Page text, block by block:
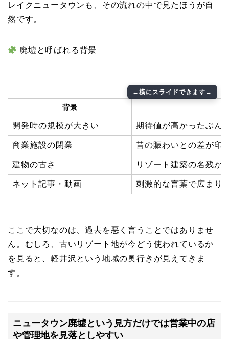
レイクニュータウンも、その流れの中で見たほうが自
然です。
廃墟と呼ばれる背景
背景
開発時の規模が大きい 期待値が高かったぶん
商業施設の閉業 昔の賑わいとの差が印
建物の古さ リゾート建築の名残が
ネット記事・動画 刺激的な言葉で広まり
ここで大切なのは、過去を悪く言うことではありませ
ん。むしろ、古いリゾート地が今どう使われているか
を見ると、軽井沢という地域の奥行きが見えてきま
す。
ニュータウン廃墟という見方だけでは営業中の店
や管理地を見落としやすい